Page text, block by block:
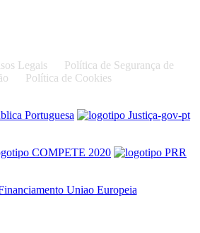
Legais
Política de Segurança de
Política de Cookies